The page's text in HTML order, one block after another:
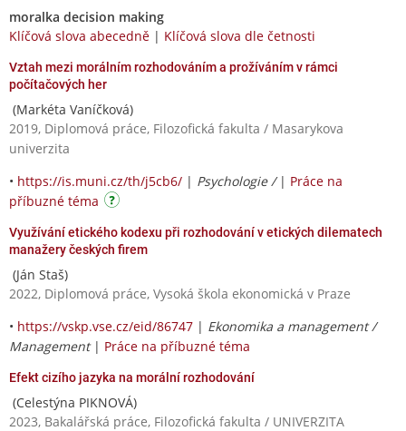
moralka decision making
Klíčová slova abecedně | Klíčová slova dle četnosti
Vztah mezi morálním rozhodováním a prožíváním v rámci
počítačových her
(Markéta Vaníčková)
2019, Diplomová práce, Filozofická fakulta / Masarykova
univerzita
• https://is.muni.cz/th/j5cb6/ | Psychologie / | Práce na
příbuzné téma
Využívání etického kodexu při rozhodování v etických dilematech
manažery českých firem
(Ján Staš)
2022, Diplomová práce, Vysoká škola ekonomická v Praze
• https://vskp.vse.cz/eid/86747 | Ekonomika a management /
Management| Práce na příbuzné téma
Efekt cizího jazyka na morální rozhodování
(Celestýna PIKNOVÁ)
2023, Bakalářská práce, Filozofická fakulta / UNIVERZITA